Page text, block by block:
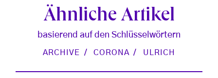
Ähnliche Artikel
basierend auf den Schlüsselwörtern
ARCHIVE CORONA ULRICH